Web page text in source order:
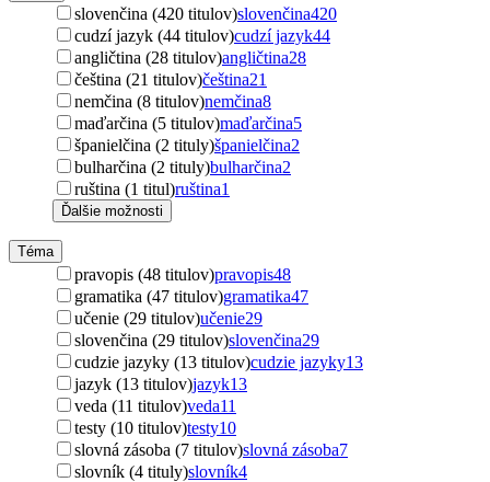
slovenčina (420 titulov)slovenčina420
cudzí jazyk (44 titulov)cudzí jazyk44
angličtina (28 titulov)angličtina28
čeština (21 titulov)čeština21
nemčina (8 titulov)nemčina8
maďarčina (5 titulov)maďarčina5
španielčina (2 tituly)španielčina2
bulharčina (2 tituly)bulharčina2
ruština (1 titul)ruština1
Ďalšie možnosti
Téma
pravopis (48 titulov)pravopis48
gramatika (47 titulov)gramatika47
učenie (29 titulov)učenie29
slovenčina (29 titulov)slovenčina29
cudzie jazyky (13 titulov)cudzie jazyky13
jazyk (13 titulov)jazyk13
veda (11 titulov)veda11
testy (10 titulov)testy10
slovná zásoba (7 titulov)slovná zásoba7
slovník (4 tituly)slovník4